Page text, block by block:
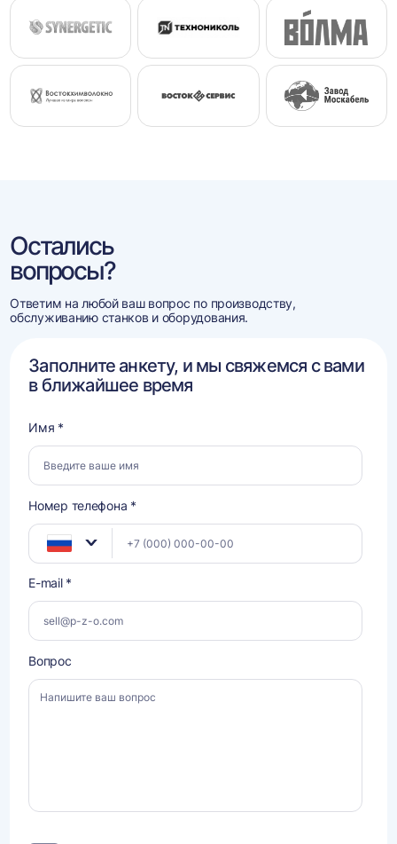
Остались
вопросы?
Ответим на любой ваш вопрос по производству,
обслуживанию станков и оборудования.
Заполните анкету, и мы свяжемся с вами
в ближайшее время
Имя *
Номер телефона *
E-mail *
Вопрос